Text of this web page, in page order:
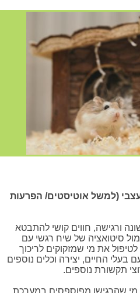
(למשל אוטיסטים/ הפרעות
ורגישה, חווים קושי להתבטא
סיטואציה של שיח רגשי עם
את מי שמזקוקים לריכוך
בעלי החיים, יצירה וכלים נוספים
תקשורת נוספים.
מי שהרגישו מפוספסים במערכת